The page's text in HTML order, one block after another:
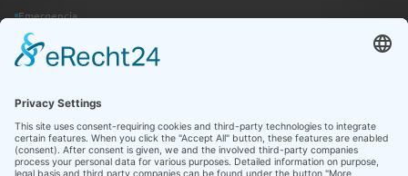
Emergencia
Contacto
Infothek